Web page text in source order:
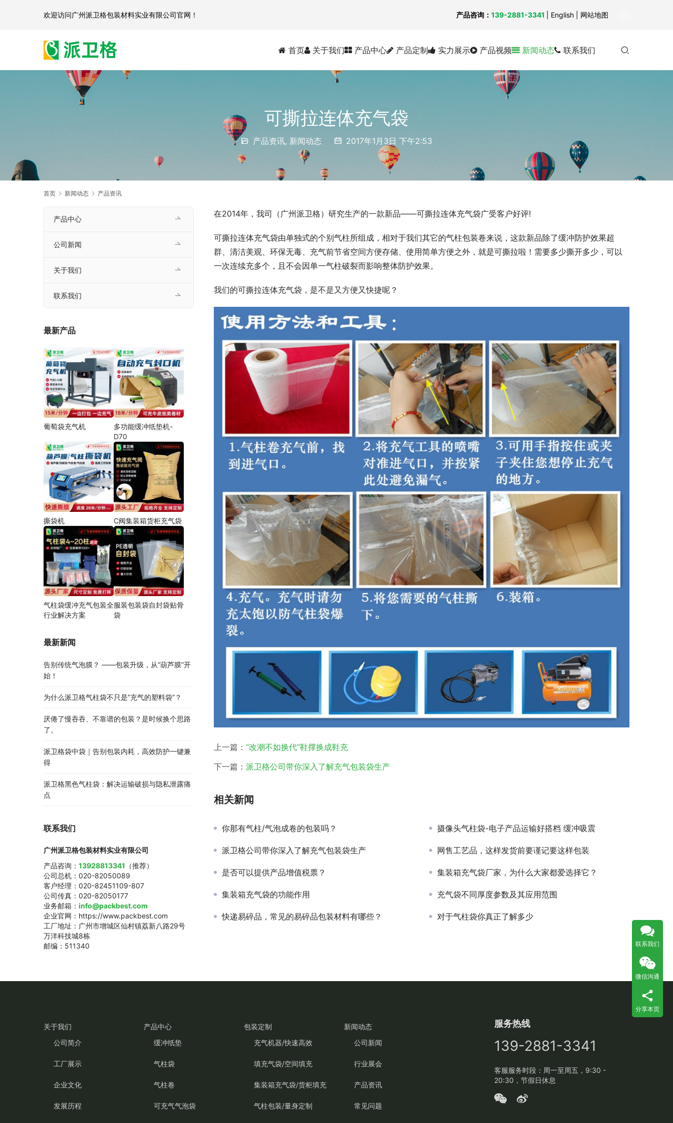
首页 关于我们 产品中心 产品定制 实力展示 产品视频 新闻动态 联系我们
可撕拉连体充气袋
产品资讯, 新闻动态 2017年1月3日 下午2:53
首页 新闻动态 产品资讯
在2014年，我司（广州派卫格）研究生产的一款新品——可撕拉连体充气袋广受客户好评!
可撕拉连体充气袋由单独式的个别气柱所组成，相对于我们其它的气柱包装卷来说，这款新品除了缓冲防护效果超
群、清洁美观、环保无毒、充气前节省空间方便存储、使用简单方便之外，就是可撕拉啦！需要多少撕开多少，可以
一次连续充多个，且不会因单一气柱破裂而影响整体防护效果。
我们的可撕拉连体充气袋，是不是又方便又快捷呢？
上一篇： “改潮不如换代”鞋撑换成鞋充
下一篇： 派卫格公司带你深入了解充气包装袋生产
相关新闻
你那有气柱/气泡成卷的包装吗？ 摄像头气柱袋-电子产品运输好搭档 缓冲吸震
派卫格公司带你深入了解充气包装袋生产 网售工艺品，这样发货前要谨记要这样包装
是否可以提供产品增值税票？ 集装箱充气袋厂家，为什么大家都爱选择它？
集装箱充气袋的功能作用 充气袋不同厚度参数及其应用范围
快递易碎品，常见的易碎品包装材料有哪些？ 对于气柱袋你真正了解多少
产品中心
公司新闻
关于我们
联系我们
最新产品
葡萄袋充气机
多功能缓冲纸垫机-
D70
撕袋机 C阀集装箱货柜充气袋
气柱袋缓冲充气包装全
行业解决方案
服装包装袋自封袋贴骨
袋
最新新闻
告别传统气泡膜？ ——包装升级，从“葫芦膜”开
始！
为什么派卫格气柱袋不只是”充气的塑料袋”？
厌倦了慢吞吞、不靠谱的包装？是时候换个思路
了。
派卫格袋中袋｜告别包装内耗，高效防护一键兼
得
派卫格黑色气柱袋：解决运输破损与隐私泄露痛
点
联系我们
广州派卫格包装材料实业有限公司
产品咨询： 13928813341 （推荐）
公司总机：020-82050089
客户经理：020-82451109-807
公司传真：020-82050177
业务邮箱： info@packbest.com
企业官网：https://www.packbest.com
工厂地址：广州市增城区仙村镇荔新八路29号
万洋科技城8栋
邮编：511340
关于我们
公司简介
工厂展示
企业文化
发展历程
产品中心
缓冲纸垫
气柱袋
气柱卷
可充气气泡袋
包装定制
充气机器/快速高效
填充气袋/空间填充
集装箱充气袋/货柜填充
气柱包装/量身定制
新闻动态
公司新闻
行业展会
产品资讯
常见问题
服务热线
139-2881-3341
客服服务时段：周一至周五，9:30 -
20:30，节假日休息
联系我们
微信沟通
分享本页
欢迎访问广州派卫格包装材料实业有限公司官网 ！ 产品咨询： 139-2881-3341 English | 网站地图